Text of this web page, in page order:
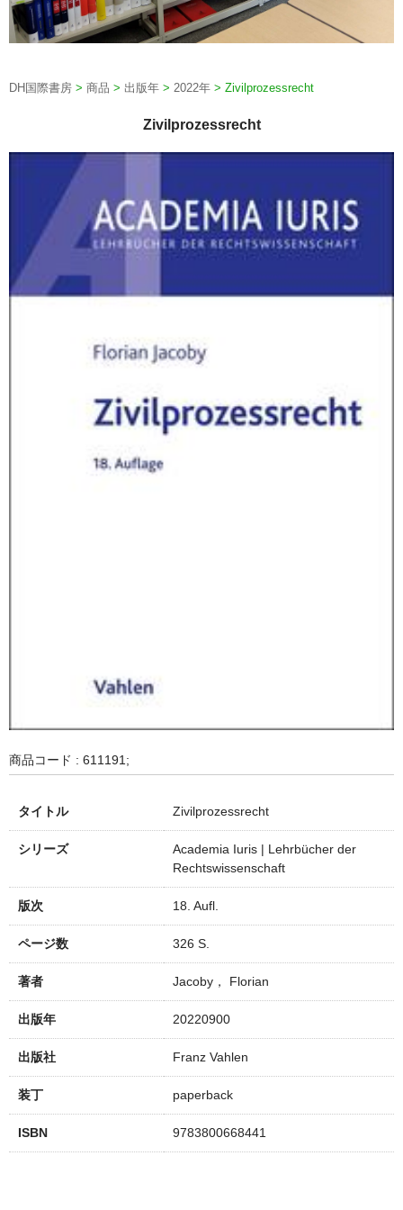
DH国際書房 > 商品 > 出版年 > 2022年 > Zivilprozessrecht
Zivilprozessrecht
商品コード : 611191;
タイトル Zivilprozessrecht
シリーズ
Academia Iuris | Lehrbücher der
Rechtswissenschaft
版次 18. Aufl.
ページ数 326 S.
著者 Jacoby， Florian
出版年 20220900
出版社 Franz Vahlen
装丁 paperback
ISBN 9783800668441